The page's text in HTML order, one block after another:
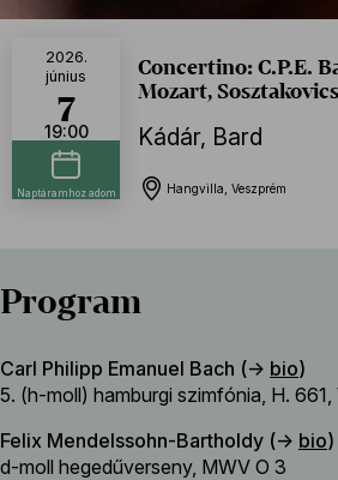
Concertino: C.P.E.
Mozart,
Kádár, Bard
Hangvilla, Veszprém
2026.
június
7
19:00
Naptáramhoz adom
Program
Carl Philipp Emanuel Bach (→ bio)
5. (h-moll) hamburgi szimfónia, H. 661,
Felix Mendelssohn-Bartholdy (→ bio)
d-moll hegedűverseny, MWV O 3